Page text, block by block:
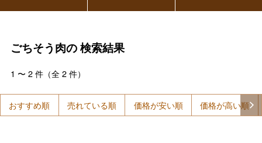
ごちそう肉の検索結果
1 〜 2件（全 2件）
おすすめ順 売れている順 価格が安い順 価格が高い順